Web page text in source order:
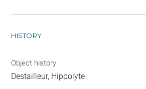
HISTORY
Object history
Destailleur, Hippolyte